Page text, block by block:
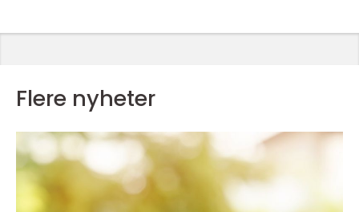
Flere nyheter